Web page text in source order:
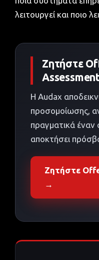
λειτουργεί και ποιο
Ζητήστε
Η Audax
προσομοίωσης,
πραγματικά έναν
αποκτήσει
Ζητήστε
→